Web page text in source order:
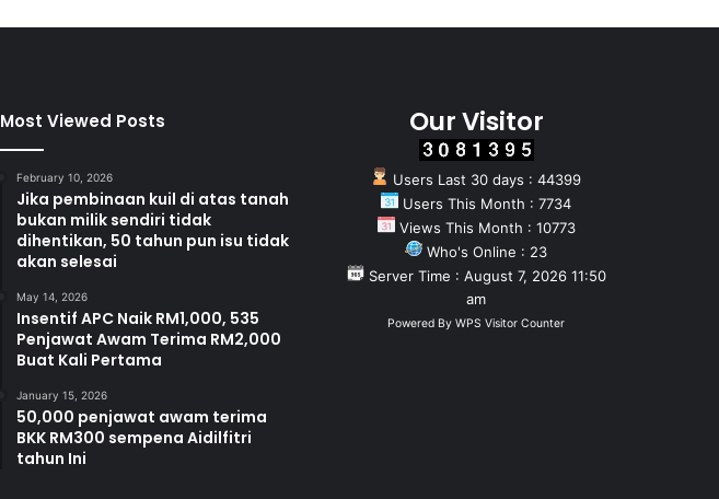
Most Viewed Posts
February 10, 2026
Jika pembinaan kuil di atas tanah
bukan milik sendiri tidak
dihentikan, 50 tahun pun isu tidak
akan selesai
May 14, 2026
Insentif APC Naik RM1,000, 535
Penjawat Awam Terima RM2,000
Buat Kali Pertama
January 15, 2026
50,000 penjawat awam terima
BKK RM300 sempena Aidilfitri
tahun Ini
Our Visitor
Users Last 30 days : 44399
Users This Month : 7734
Views This Month : 10773
Who's Online : 23
Server Time : August 7, 2026 11:50
am
Powered By WPS Visitor Counter